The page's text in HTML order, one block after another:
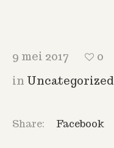
9 mei 2017
0
in Uncategorized
Share: Facebook